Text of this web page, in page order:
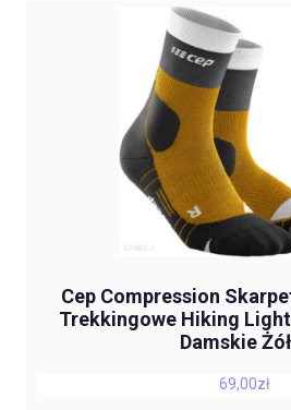
Cep Compression
Trekkingowe Hiking
Damskie
69,00zł